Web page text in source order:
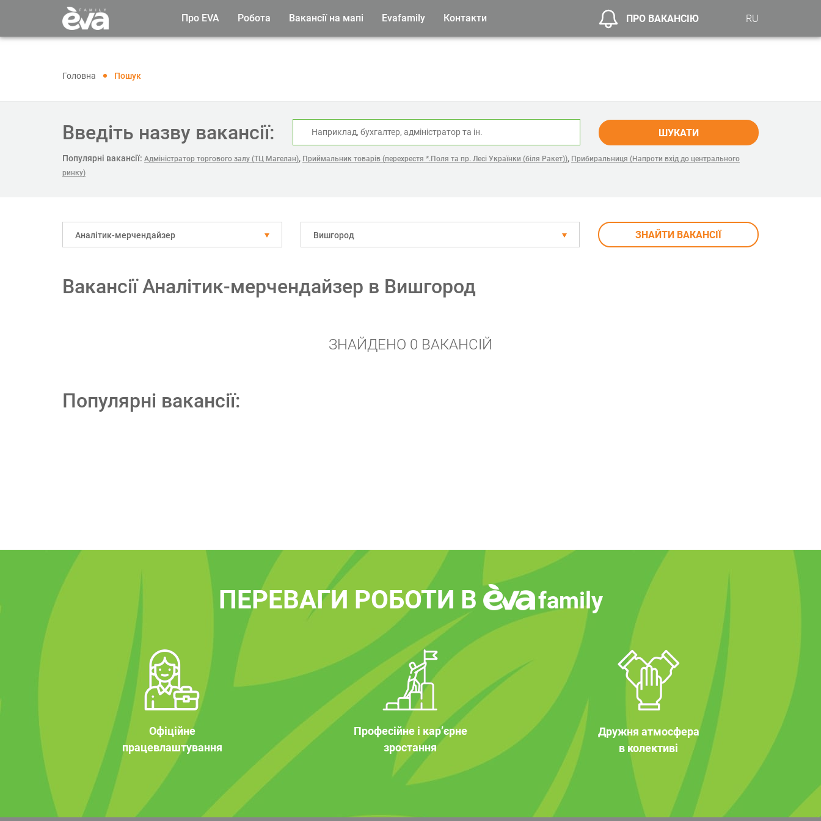
Про EVA Робота Вакансії на мапі Evafamily Контакти ПРО ВАКАНСІЮ RU
Головна Пошук
Введіть назву вакансії: ШУКАТИ
Популярні вакансії: Адміністратор торгового залу (ТЦ Магелан), Приймальник товарів (перехрестя *.Поля та пр. Лесі Українки (біля Ракет)), Прибиральниця (Напроти вхід до центрального
ринку)
Аналітик-мерчендайзер Вишгород ЗНАЙТИ ВАКАНСІЇ
Вакансії Аналітик-мерчендайзер в Вишгород
ЗНАЙДЕНО 0 ВАКАНСІЙ
Популярні вакансії:
ПЕРЕВАГИ РОБОТИ В family
Офіційне
працевлаштування
Професійне і кар’єрне
зростання
Дружня атмосфера
в колективі